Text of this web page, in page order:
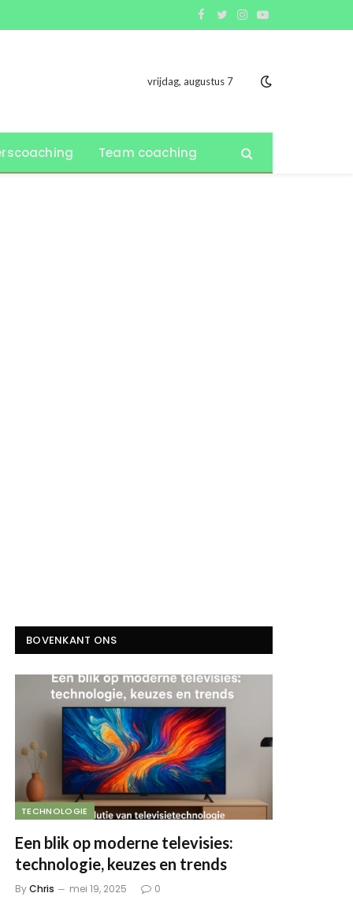
Facebook
TwitterInstagram
YouTube
vrijdag, augustus 7
Team coaching
BOVENKANT ONS
TECHNOLOGIE
Een blik op moderne televisies:
technologie, keuzes en trends
ByChris mei 19, 2025 0